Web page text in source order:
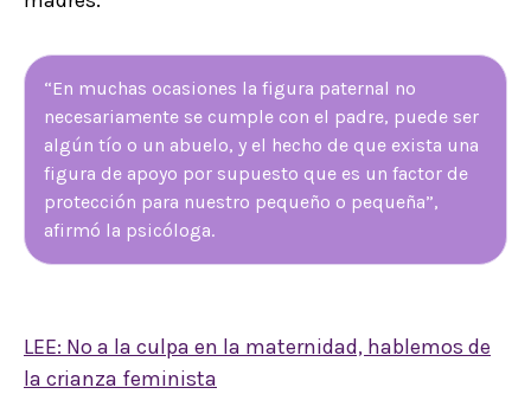
“En muchas ocasiones la figura paternal no
necesariamente se cumple con el padre, puede ser
algún tío o un abuelo, y el hecho de que exista una
figura de apoyo por supuesto que es un factor de
protección para nuestro pequeño o pequeña”,
afirmó la psicóloga.
LEE: No a la culpa en la maternidad, hablemos de
la crianza feminista